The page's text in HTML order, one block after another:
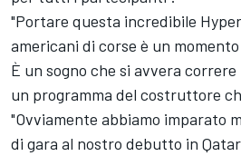
"Portare questa incredibile
americani di corse è un
È un sogno che si avvera
un programma del costruttore
"Ovviamente abbiamo imparato
di gara al nostro debutto in